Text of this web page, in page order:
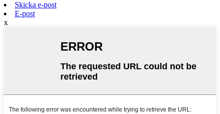
Skicka e-post
E-post
x